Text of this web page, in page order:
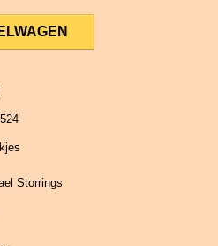
Storrings